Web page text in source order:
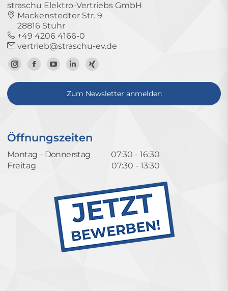
straschu Elektro-Vertriebs GmbH
Mackenstedter Str. 9
28816 Stuhr
+49 4206 4166-0
vertrieb@straschu-ev.de
Zum
Instagram-
Zur
Facebook-
Zum
YouTube-
Kanal
Zum
LinkedIn-
Profil
Zum
Xing-
Profil
Zum Newsletter anmelden
Öffnungszeiten
Montag – Donnerstag
07:30 - 16:30
Freitag
07:30 - 13:30